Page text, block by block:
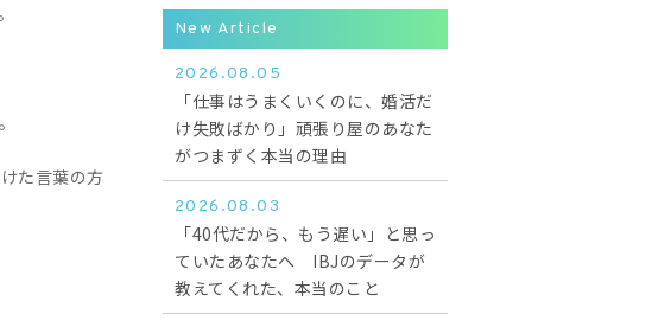
た言葉の方
New Article
2026.08.05
「仕事はうまくいくのに、婚活だ
け失敗ばかり」頑張り屋のあなた
がつまずく本当の理由
2026.08.03
「40代だから、もう遅い」と思っ
ていたあなたへ IBJのデータが
教えてくれた、本当のこと